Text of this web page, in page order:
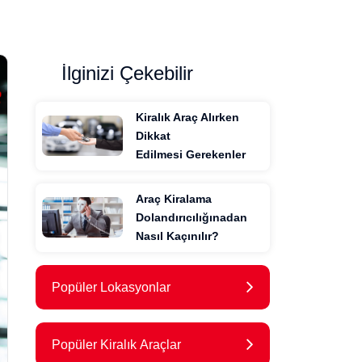
İlginizi Çekebilir
Kiralık Araç Alırken
Dikkat
Edilmesi Gerekenler
Araç Kiralama
Dolandırıcılığınadan
Nasıl Kaçınılır?
Popüler Lokasyonlar
Popüler Kiralık Araçlar